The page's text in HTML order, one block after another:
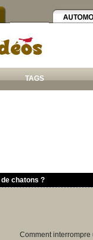
TAGS
chatons ?
Comment